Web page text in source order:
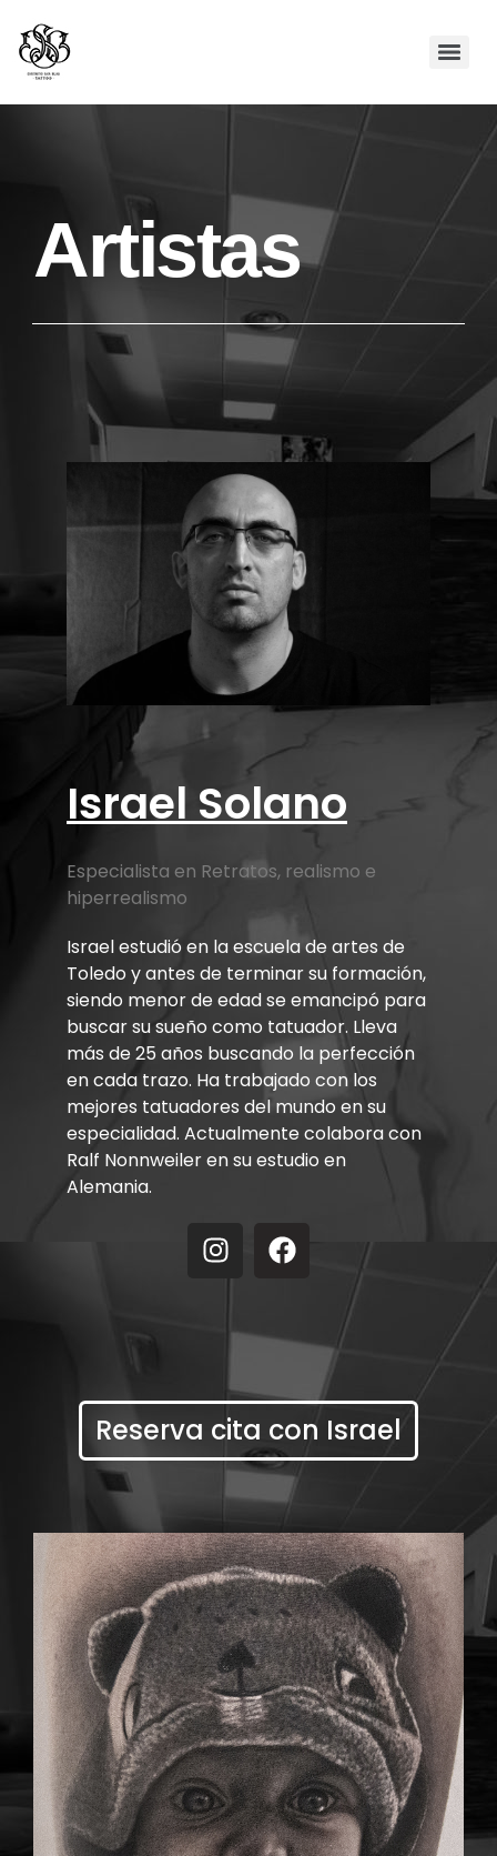
Artistas
Israel Solano
Especialista en Retratos, realismo e
hiperrealismo
Israel estudió en la escuela de artes de
Toledo y antes de terminar su formación,
siendo menor de edad se emancipó para
buscar su sueño como tatuador. Lleva
más de 25 años buscando la perfección
en cada trazo. Ha trabajado con los
mejores tatuadores del mundo en su
especialidad. Actualmente colabora con
Ralf Nonnweiler en su estudio en
Alemania.
Reserva cita con Israel